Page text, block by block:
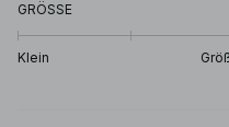
GRÖSSE
Klein